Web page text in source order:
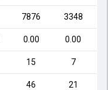
7876 3348
0.00 0.00
15 7
46 21